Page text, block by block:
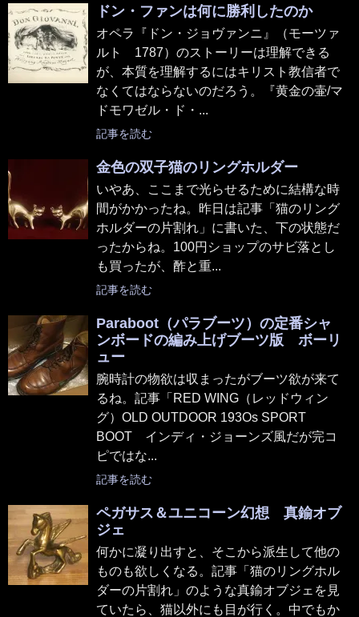
ドン・ファンは何に勝利したのか
オペラ『ドン・ジョヴァンニ』（モーツァ
ルト 1787）のストーリーは理解できる
が、本質を理解するにはキリスト教信者で
なくてはならないのだろう。『黄金の壷/マ
ドモワゼル・ド・...
記事を読む
金色の双子猫のリングホルダー
いやあ、ここまで光らせるために結構な時
間がかかったね。昨日は記事「猫のリング
ホルダーの片割れ」に書いた、下の状態だ
ったからね。100円ショップのサビ落とし
も買ったが、酢と重...
記事を読む
Paraboot（パラブーツ）の定番シャ
ンボードの編み上げブーツ版 ボーリ
ュー
腕時計の物欲は収まったがブーツ欲が来て
るね。記事「RED WING（レッドウィン
グ）OLD OUTDOOR 193Os SPORT
BOOT インディ・ジョーンズ風だが完コ
ピではな...
記事を読む
ペガサス＆ユニコーン幻想 真鍮オブ
ジェ
何かに凝り出すと、そこから派生して他の
ものも欲しくなる。記事「猫のリングホル
ダーの片割れ」のような真鍮オブジェを見
ていたら、猫以外にも目が行く。中でもか